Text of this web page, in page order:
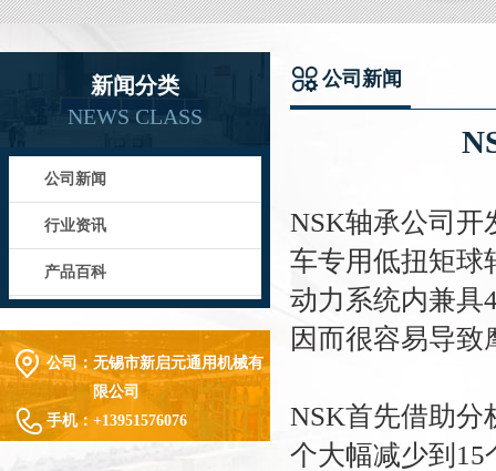
新闻分类
NEWS CLASS
公司新闻
行业资讯
产品百科
公司： 无锡市新启元通用机械有
限公司
手机： +13951576076
公司新闻
NSK轴承公司开
车专用低扭矩球
动力系统内兼具
因而很容易导
NSK首先借助分
个大幅减少到